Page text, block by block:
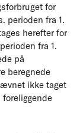
for
perioden fra 1.
herefter for
fra 1.
på
beregnede
ikke taget